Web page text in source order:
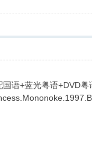
语+蓝光粤语+DVD